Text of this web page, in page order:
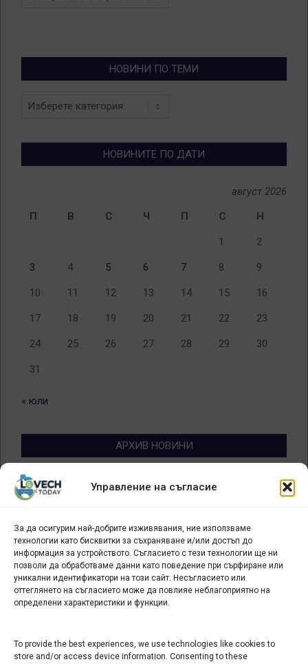
Управление на съгласие
За да осигурим най-добрите изживявания, ние използваме
технологии като бисквитки за съхраняване и/или достъп до
информация за устройството. Съгласието с тези технологии ще ни
позволи да обработваме данни като поведение при сърфиране или
уникални идентификатори на този сайт. Несъгласието или
оттеглянето на съгласието може да повлияе неблагоприятно на
определени характеристики и функции.
To provide the best experiences, we use technologies like cookies to
store and/or access device information. Consenting to these
НОВИНИ ПО ТЕМИ
Новини
НОВИНИТЕ ПО ДАТИ
август 2026
П
В С Ч П С Н
1 2
3 4 5 6 7 8 9
10 11 12 13 14 15 16
17 18 19 20 21 22 23
24 25 26 27 28 29 30
31
« юли
АРХИВ НОВИНИ
Архив
новини
БИЗНЕС
Арт галерия "Мостове" – магазин за изкуство
СЕВЕРОЗАПАДА ИНФОРМАЦИОНЕН БИЗНЕС
ТУРИСТИЧЕСКИ КЛЪСТЕР
ИНСТИТУЦИИ В ЛОВЕЧ